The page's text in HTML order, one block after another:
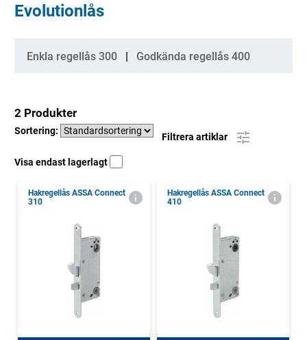
Evolutionlås
Kategorier
Enkla regellås 300 Godkända regellås 400
2 Produkter
Sortering:
Filtrera artiklar
Visa endast lagerlagt
Hakregellås ASSA Connect
310
Hakregellås ASSA Connect
410